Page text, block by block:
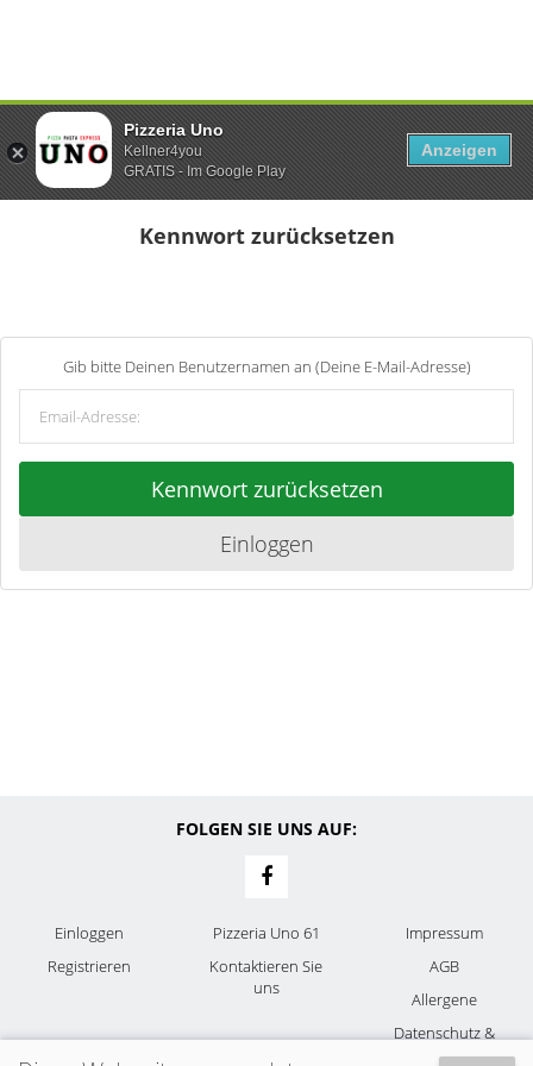
Kennwort zurücksetzen
Gib bitte Deinen Benutzernamen an (Deine E-Mail-Adresse)
Kennwort zurücksetzen
Einloggen
FOLGEN SIE UNS AUF:
Einloggen
Registrieren
Pizzeria Uno 61
Kontaktieren Sie
uns
Impressum
AGB
Allergene
Datenschutz &
Cookies
Pizzeria Uno
Kellner4you
GRATIS - Im Google Play
Anzeigen